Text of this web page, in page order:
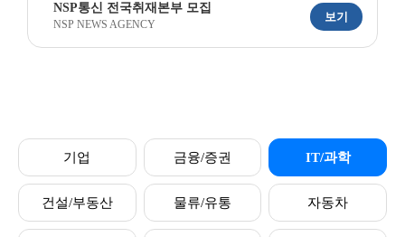
NSP통신 전국취재본부 모집
NSP NEWS AGENCY
보기
기업 금융/증권 IT/과학
건설/부동산 물류/유통 자동차